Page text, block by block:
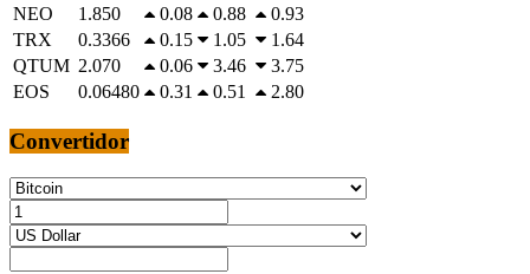
NEO
1.850 0.08 0.88
0.93
TRX
0.3366 0.15 1.05
1.64
QTUM 2.070 0.06 3.46
3.75
EOS
0.06480 0.31 0.51 2.80
Convertidor